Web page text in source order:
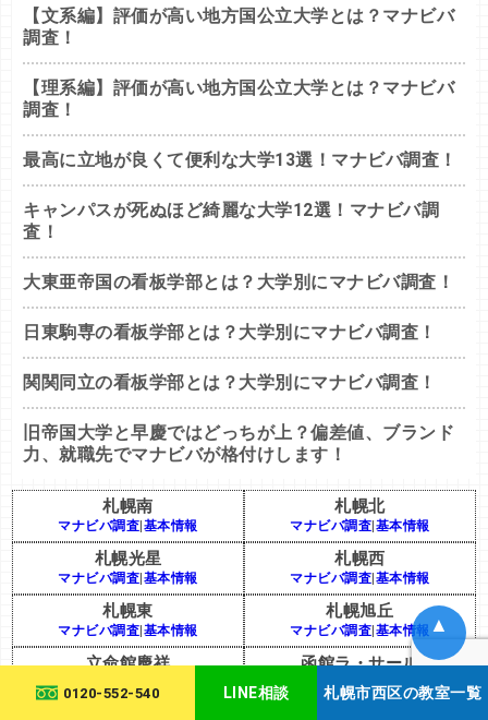
0120-552-540 LINE相談 札幌市西区の教室一覧
【文系編】評価が高い地方国公立大学とは？マナビバ
調査！
【理系編】評価が高い地方国公立大学とは？マナビバ
調査！
最高に立地が良くて便利な大学13選！マナビバ調査！
キャンパスが死ぬほど綺麗な大学12選！マナビバ調
査！
大東亜帝国の看板学部とは？大学別にマナビバ調査！
日東駒専の看板学部とは？大学別にマナビバ調査！
関関同立の看板学部とは？大学別にマナビバ調査！
旧帝国大学と早慶ではどっちが上？偏差値、ブランド
力、就職先でマナビバが格付けします！
札幌南
マナビバ調査 基本情報
札幌北
マナビバ調査 基本情報
札幌光星
マナビバ調査 基本情報
札幌西
マナビバ調査 基本情報
札幌東
マナビバ調査 基本情報
札幌旭丘
マナビバ調査 基本情報
立命館慶祥 函館ラ・サール
マナビバ調査|基本情報
▲